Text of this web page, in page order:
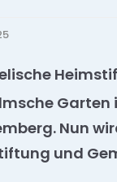
Nun
und